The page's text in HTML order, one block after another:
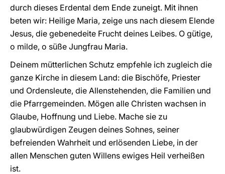
durch dieses Erdental dem Ende zuneigt. Mit ihnen
beten wir: Heilige Maria, zeige uns nach diesem Elende
Jesus, die gebenedeite Frucht deines Leibes. O gütige,
o milde, o süße Jungfrau Maria.
Deinem mütterlichen Schutz empfehle ich zugleich die
ganze Kirche in diesem Land: die Bischöfe, Priester
und Ordensleute, die Allenstehenden, die Familien und
die Pfarrgemeinden. Mögen alle Christen wachsen in
Glaube, Hoffnung und Liebe. Mache sie zu
glaubwürdigen Zeugen deines Sohnes, seiner
befreienden Wahrheit und erlösenden Liebe, in der
allen Menschen guten Willens ewiges Heil verheißen
ist.